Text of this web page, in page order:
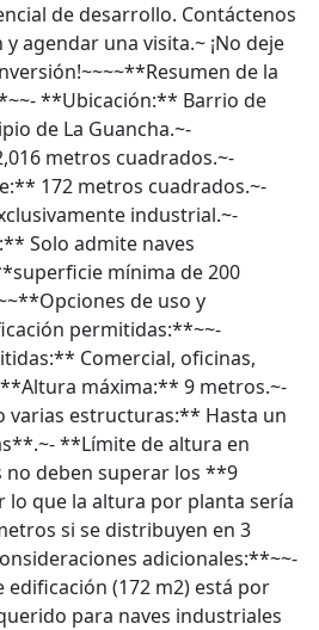
de desarrollo. Contáctenos
agendar una visita.~ ¡No deje
de la
**Ubicación:** Barrio de
de La Guancha.~-
metros cuadrados.~-
172 metros cuadrados.~-
industrial.~-
Solo admite naves
mínima de 200
de uso y
permitidas:**~~-
Comercial, oficinas,
máxima:** 9 metros.~-
varias estructuras:** Hasta un
**Límite de altura en
no deben superar los **9
que la altura por planta sería
si se distribuyen en 3
adicionales:**~~-
edificación (172 m2) está por
para naves industriales